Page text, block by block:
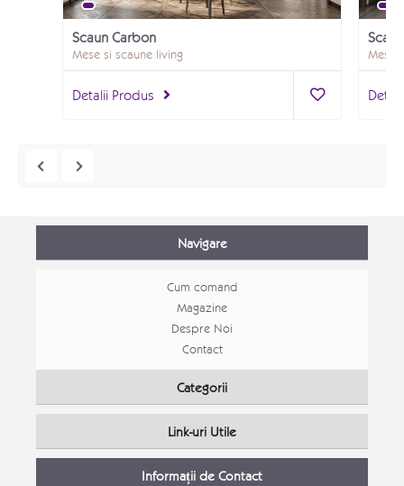
Scaun Carbon
Mese si scaune living
Detalii Produs
Mese
Navigare
Cum comand
Magazine
Despre Noi
Contact
Categorii
Link-uri Utile
Informații de Contact